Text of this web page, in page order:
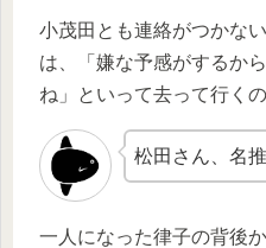
小茂田とも連絡がつかな
は、「嫌な予感がするか
ね」といって去って行くの
松田さん、名
一人になった律子の背後